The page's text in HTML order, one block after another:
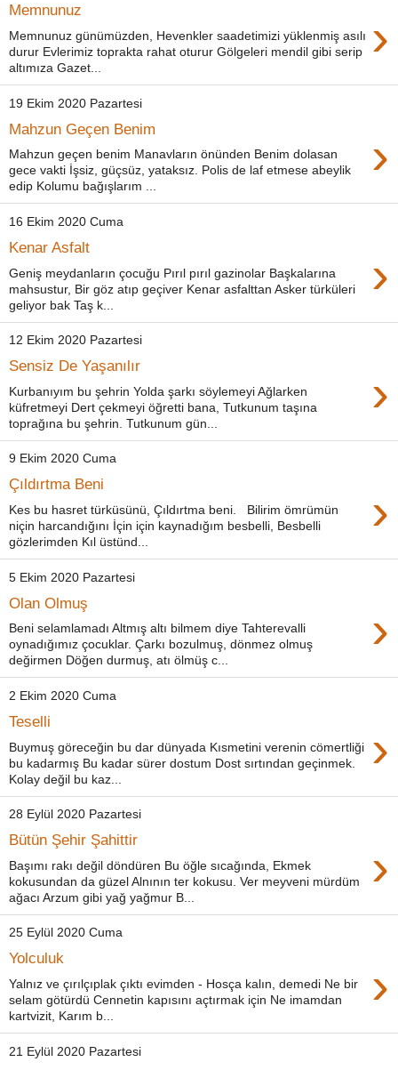
Memnunuz ›
Memnunuz günümüzden, Hevenkler saadetimizi yüklenmiş asılı
durur Evlerimiz toprakta rahat oturur Gölgeleri mendil gibi serip
altımıza Gazet...
19 Ekim 2020 Pazartesi
Mahzun Geçen Benim ›
Mahzun geçen benim Manavların önünden Benim dolasan
gece vakti İşsiz, güçsüz, yataksız. Polis de laf etmese abeylik
edip Kolumu bağışlarım ...
16 Ekim 2020 Cuma
Kenar Asfalt ›
Geniş meydanların çocuğu Pırıl pırıl gazinolar Başkalarına
mahsustur, Bir göz atıp geçiver Kenar asfalttan Asker türküleri
geliyor bak Taş k...
12 Ekim 2020 Pazartesi
Sensiz De Yaşanılır ›
Kurbanıyım bu şehrin Yolda şarkı söylemeyi Ağlarken
küfretmeyi Dert çekmeyi öğretti bana, Tutkunum taşına
toprağına bu şehrin. Tutkunum gün...
9 Ekim 2020 Cuma
Çıldırtma Beni ›
Kes bu hasret türküsünü, Çıldırtma beni. Bilirim ömrümün
niçin harcandığını İçin için kaynadığım besbelli, Besbelli
gözlerimden Kıl üstünd...
5 Ekim 2020 Pazartesi
Olan Olmuş ›
Beni selamlamadı Altmış altı bilmem diye Tahterevalli
oynadığımız çocuklar. Çarkı bozulmuş, dönmez olmuş
değirmen Döğen durmuş, atı ölmüş c...
2 Ekim 2020 Cuma
Teselli ›
Buymuş göreceğin bu dar dünyada Kısmetini verenin cömertliği
bu kadarmış Bu kadar sürer dostum Dost sırtından geçinmek.
Kolay değil bu kaz...
28 Eylül 2020 Pazartesi
Bütün Şehir Şahittir ›
Başımı rakı değil döndüren Bu öğle sıcağında, Ekmek
kokusundan da güzel Alnının ter kokusu. Ver meyveni mürdüm
ağacı Arzum gibi yağ yağmur B...
25 Eylül 2020 Cuma
Yolculuk ›
Yalnız ve çırılçıplak çıktı evimden - Hosça kalın, demedi Ne bir
selam götürdü Cennetin kapısını açtırmak için Ne imamdan
kartvizit, Karım b...
21 Eylül 2020 Pazartesi